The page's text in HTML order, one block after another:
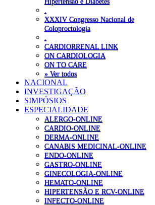
XXXIV Congresso Nacional de
Coloproctologia
CARDIORRENAL LINK
ON CARDIOLOGIA
ON TO CARE
» Ver todos
NACIONAL
INVESTIGAÇÃO
SIMPÓSIOS
ESPECIALIDADE
ALERGO-ONLINE
CARDIO-ONLINE
DERMA-ONLINE
CANABIS MEDICINAL-ONLINE
ENDO-ONLINE
GASTRO-ONLINE
GINECOLOGIA-ONLINE
HEMATO-ONLINE
HIPERTENSÃO E RCV-ONLINE
INFECTO-ONLINE